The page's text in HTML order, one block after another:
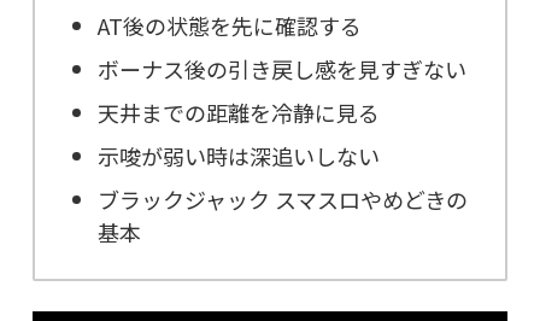
AT後の状態を先に確認する
ボーナス後の引き戻し感を見すぎない
天井までの距離を冷静に見る
示唆が弱い時は深追いしない
ブラックジャック スマスロやめどきの
基本